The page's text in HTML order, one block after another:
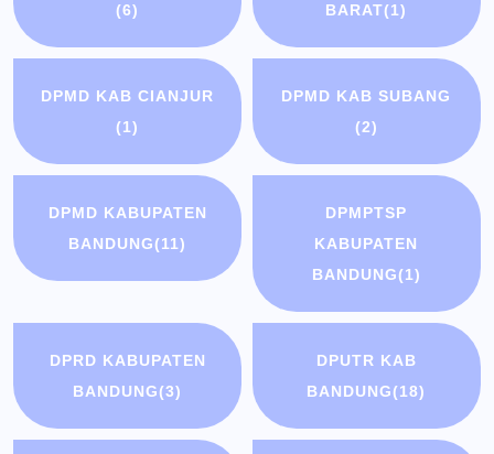
(6)
BARAT(1)
DPMD KAB CIANJUR
(1)
DPMD KAB SUBANG
(2)
DPMD KABUPATEN
BANDUNG(11)
DPMPTSP
KABUPATEN
BANDUNG(1)
DPRD KABUPATEN
BANDUNG(3)
DPUTR KAB
BANDUNG(18)